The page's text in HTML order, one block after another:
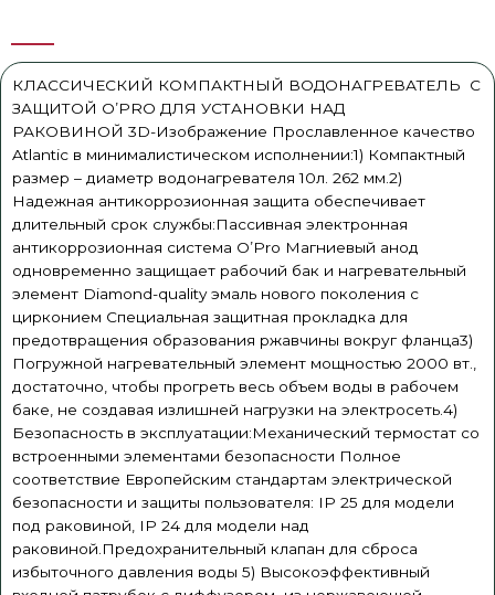
КЛАССИЧЕСКИЙ КОМПАКТНЫЙ ВОДОНАГРЕВАТЕЛЬ С
ЗАЩИТОЙ O’PRO ДЛЯ УСТАНОВКИ НАД
РАКОВИНОЙ 3D-Изображение Прославленное качество
Atlantic в минималистическом исполнении:1) Компактный
размер – диаметр водонагревателя 10л. 262 мм.2)
Надежная антикоррозионная защита обеспечивает
длительный срок службы:Пассивная электронная
антикоррозионная система O’Pro Магниевый анод
одновременно защищает рабочий бак и нагревательный
элемент Diamond-quality эмаль нового поколения с
цирконием Специальная защитная прокладка для
предотвращения образования ржавчины вокруг фланца3)
Погружной нагревательный элемент мощностью 2000 вт.,
достаточно, чтобы прогреть весь объем воды в рабочем
баке, не создавая излишней нагрузки на электросеть.4)
Безопасность в эксплуатации:Механический термостат со
встроенными элементами безопасности Полное
соответствие Европейским стандартам электрической
безопасности и защиты пользователя: IP 25 для модели
под раковиной, IP 24 для модели над
раковиной.Предохранительный клапан для сброса
избыточного давления воды 5) Высокоэффективный